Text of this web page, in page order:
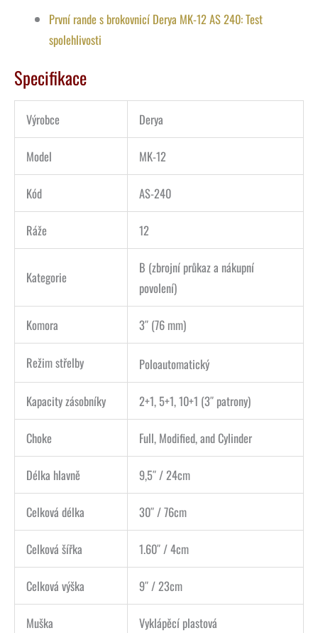
První rande s brokovnicí Derya MK-12 AS 240: Test
spolehlivosti
Specifikace
Výrobce Derya
Model MK-12
Kód AS-240
Ráže 12
Kategorie
B (zbrojní průkaz a nákupní
povolení)
Komora 3″ (76 mm)
Režim střelby Poloautomatický
Kapacity zásobníky 2+1, 5+1, 10+1 (3″ patrony)
Choke Full, Modified, and Cylinder
Délka hlavně 9,5″ / 24cm
Celková délka 30″ / 76cm
Celková šířka 1.60″ / 4cm
Celková výška 9″ / 23cm
Muška Vyklápěcí plastová